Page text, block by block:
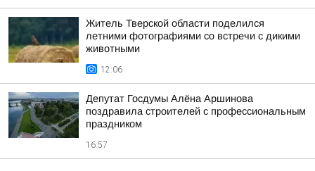
Житель Тверской области поделился
летними фотографиями со встречи с дикими
животными
12:06
Депутат Госдумы Алёна Аршинова
поздравила строителей с профессиональным
праздником
16:57